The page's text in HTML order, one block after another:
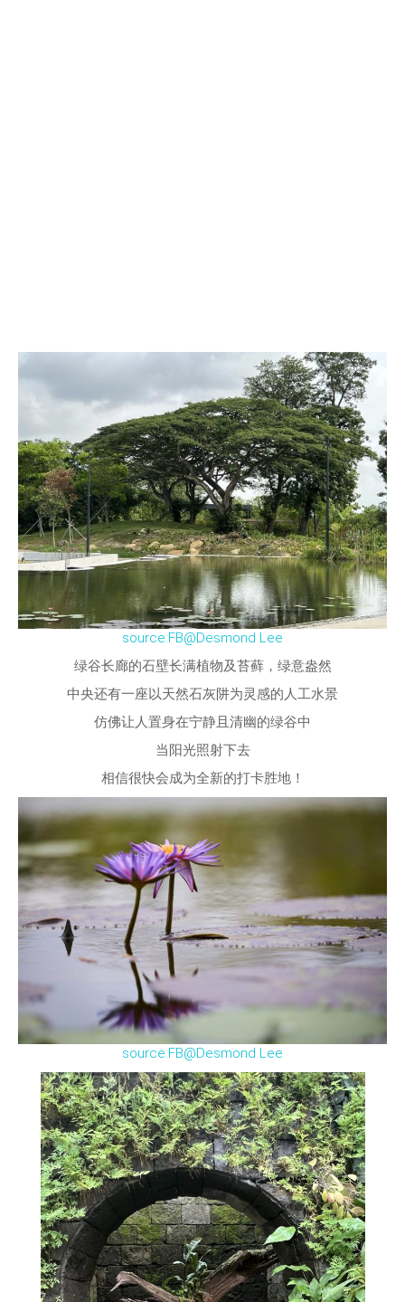
source:FB@Desmond Lee
绿谷长廊的石壁长满植物及苔藓，绿意盎然
中央还有一座以天然石灰阱为灵感的人工水景
仿佛让人置身在宁静且清幽的绿谷中
当阳光照射下去
相信很快会成为全新的打卡胜地！
source:FB@Desmond Lee